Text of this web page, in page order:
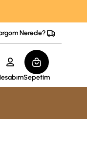
Nerede?
Sepetim